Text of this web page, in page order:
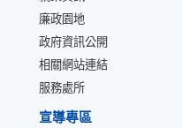
廉政園地
政府資訊公開
相關網站連結
服務處所
宣導專區